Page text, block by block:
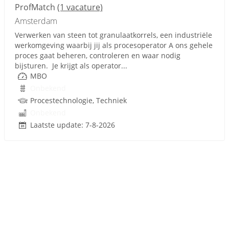
ProfMatch (1 vacature)
Amsterdam
Verwerken van steen tot granulaatkorrels, een industriële
werkomgeving waarbij jij als procesoperator A ons gehele
proces gaat beheren, controleren en waar nodig
bijsturen. Je krijgt als operator...
MBO
Procestechnologie, Techniek
Laatste update: 7-8-2026